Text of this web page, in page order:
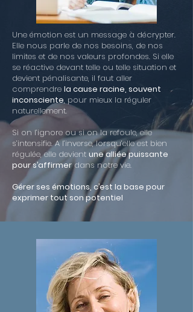
Une émotion est un message à décrypter.
Elle nous parle de nos besoins, de nos
limites et de nos valeurs profondes. Si elle
se réactive devant telle ou telle situation et
devient pénalisante, il faut aller
comprendre la cause racine, souvent
inconsciente, pour mieux la réguler
naturellement.
Si on l’ignore ou si on la refoule, elle
s’intensifie. A l’inverse, lorsqu’elle est bien
régulée, elle devient une alliée puissante
pour s’affirmerdans notre vie.
Gérer ses émotions, c’est la base pour
exprimer tout son potentiel